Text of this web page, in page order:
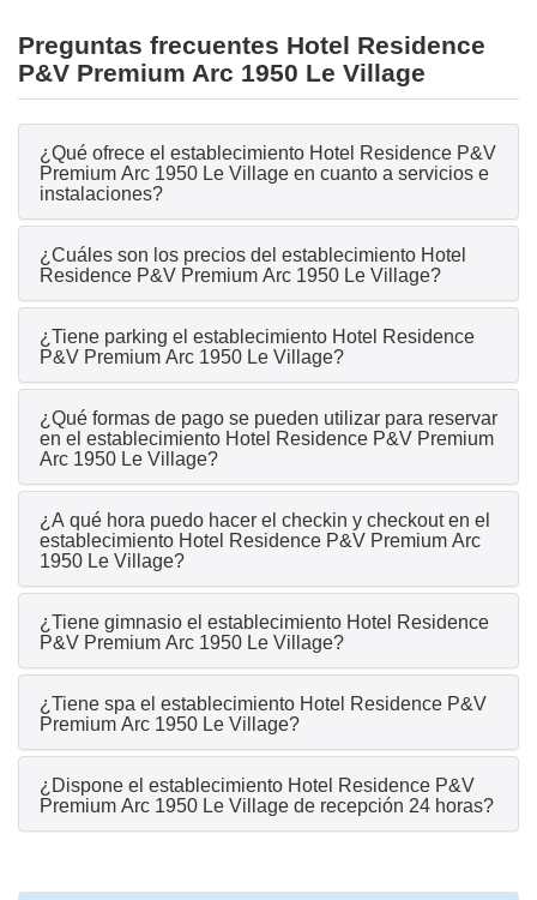
Preguntas frecuentes Hotel Residence
P&V Premium Arc 1950 Le Village
¿Qué ofrece el establecimiento Hotel Residence P&V
Premium Arc 1950 Le Village en cuanto a servicios e
instalaciones?
¿Cuáles son los precios del establecimiento Hotel
Residence P&V Premium Arc 1950 Le Village?
¿Tiene parking el establecimiento Hotel Residence
P&V Premium Arc 1950 Le Village?
¿Qué formas de pago se pueden utilizar para reservar
en el establecimiento Hotel Residence P&V Premium
Arc 1950 Le Village?
¿A qué hora puedo hacer el checkin y checkout en el
establecimiento Hotel Residence P&V Premium Arc
1950 Le Village?
¿Tiene gimnasio el establecimiento Hotel Residence
P&V Premium Arc 1950 Le Village?
¿Tiene spa el establecimiento Hotel Residence P&V
Premium Arc 1950 Le Village?
¿Dispone el establecimiento Hotel Residence P&V
Premium Arc 1950 Le Village de recepción 24 horas?